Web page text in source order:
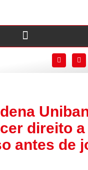
direito a
antes de